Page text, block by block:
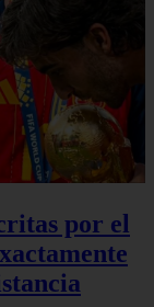
por el